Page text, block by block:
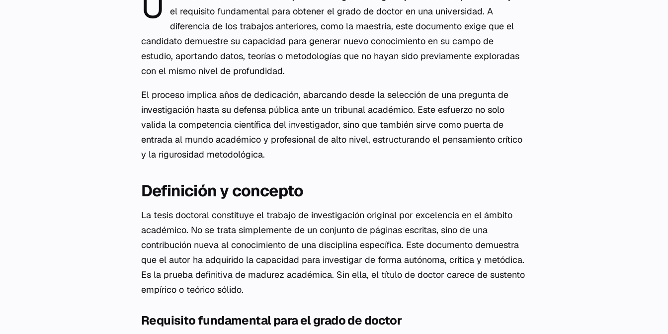
el requisito fundamental para obtener el grado de doctor en una universidad. A
diferencia de los trabajos anteriores, como la maestría, este documento exige que el
candidato demuestre su capacidad para generar nuevo conocimiento en su campo de
estudio, aportando datos, teorías o metodologías que no hayan sido previamente exploradas
con el mismo nivel de profundidad.
El proceso implica años de dedicación, abarcando desde la selección de una pregunta de
investigación hasta su defensa pública ante un tribunal académico. Este esfuerzo no solo
valida la competencia científica del investigador, sino que también sirve como puerta de
entrada al mundo académico y profesional de alto nivel, estructurando el pensamiento crítico
y la rigurosidad metodológica.
Definición y concepto
La tesis doctoral constituye el trabajo de investigación original por excelencia en el ámbito
académico. No se trata simplemente de un conjunto de páginas escritas, sino de una
contribución nueva al conocimiento de una disciplina específica. Este documento demuestra
que el autor ha adquirido la capacidad para investigar de forma autónoma, crítica y metódica.
Es la prueba definitiva de madurez académica. Sin ella, el título de doctor carece de sustento
empírico o teórico sólido.
Requisito fundamental para el grado de doctor